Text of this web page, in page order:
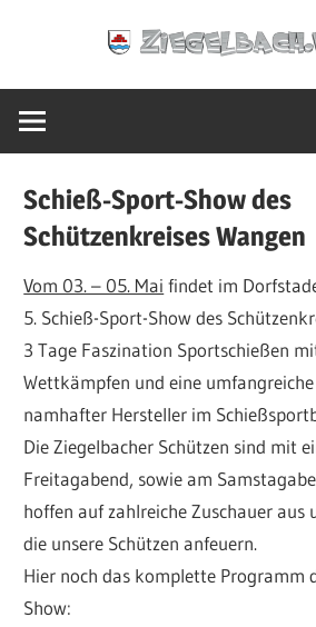
Schieß-Sport-Show des
Schützenkreises Wangen
Vom 03. – 05. Mai findet im
5. Schieß-Sport-Show des
3 Tage Faszination Sportschießen
Wettkämpfen und eine
namhafter Hersteller im
Die Ziegelbacher Schützen sind mit
Freitagabend, sowie am
hoffen auf zahlreiche Zuschauer aus
die unsere Schützen anfeuern.
Hier noch das komplette Programm
Show: